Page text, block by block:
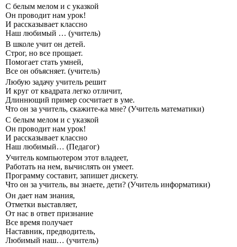
С белым мелом и с указкой
Он проводит нам урок!
И рассказывает классно
Наш любимый … (учитель)
В школе учит он детей.
Строг, но все прощает.
Помогает стать умней,
Все он объясняет. (учитель)
Любую задачу учитель решит
И круг от квадрата легко отличит,
Длиннющий пример сосчитает в уме.
Что он за учитель, скажите-ка мне? (Учитель математики)
С белым мелом и с указкой
Он проводит нам урок!
И рассказывает классно
Наш любимый… (Педагог)
Учитель компьютером этот владеет,
Работать на нем, вычислять он умеет.
Программу составит, запишет дискету.
Что он за учитель, вы знаете, дети? (Учитель информатики)
Он дает нам знания,
Отметки выставляет,
От нас в ответ признание
Все время получает
Наставник, предводитель,
Любимый наш… (учитель)